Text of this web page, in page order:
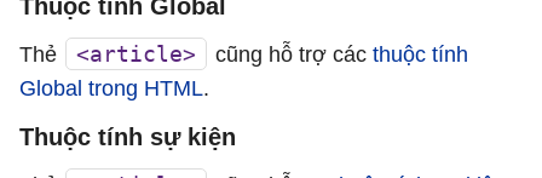
Thuộc tính Global
Thẻ <article> cũng hỗ trợ các thuộc tính
Global trong HTML.
Thuộc tính sự kiện